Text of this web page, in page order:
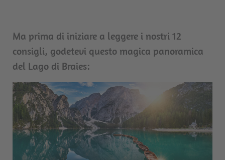
Ma prima di iniziare a leggere i nostri 12
consigli, godetevi questo magica panoramica
del Lago di Braies: